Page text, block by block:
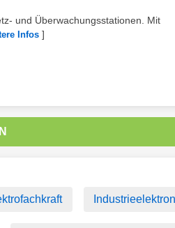
und Überwachungsstationen. Mit
Infos ]